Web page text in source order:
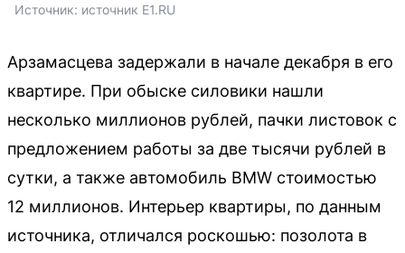
Источник: источник Е1.RU
Арзамасцева задержали в начале декабря в его
квартире. При обыске силовики нашли
несколько миллионов рублей, пачки листовок с
предложением работы за две тысячи рублей в
сутки, а также автомобиль BMW стоимостью
12 миллионов. Интерьер квартиры, по данным
источника, отличался роскошью: позолота в